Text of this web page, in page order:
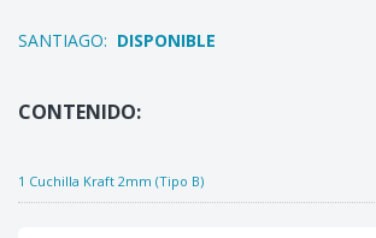
SANTIAGO: DISPONIBLE
CONTENIDO:
1 Cuchilla Kraft 2mm (Tipo B)